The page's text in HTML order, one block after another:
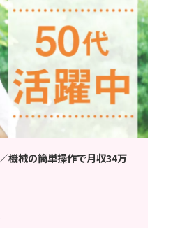
機械の簡単操作で月収34万